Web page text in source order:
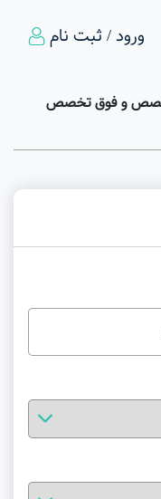
ورود / ثبت نام
و فوق تخصص